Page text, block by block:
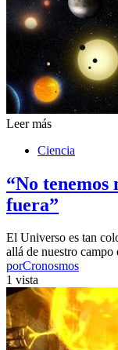
Leer más
Ciencia
“No tenemos
fuera”
El Universo es tan
allá de nuestro
porCronosmos
1 vista